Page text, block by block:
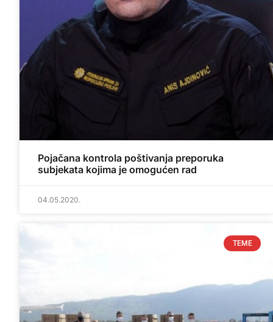
Pojačana kontrola poštivanja preporuka
subjekata kojima je omogućen rad
04.05.2020.
TEME